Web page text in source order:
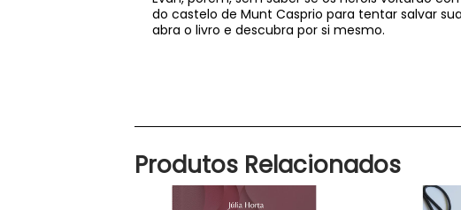
do castelo de Munt Casprio para tentar salvar
abra o livro e descubra por si mesmo.
Produtos Relacionados